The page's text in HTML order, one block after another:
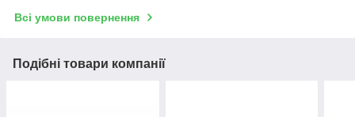
Всі умови повернення
Подібні товари компанії